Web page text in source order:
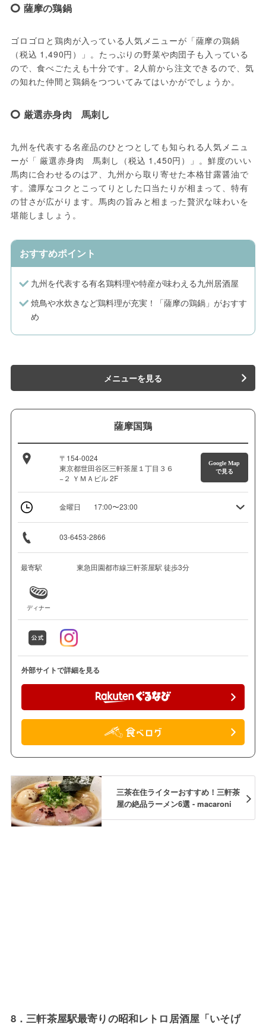
薩摩の鶏鍋
ゴロゴロと鶏肉が入っている人気メニューが「薩摩の鶏鍋
（税込 1,490円）」。たっぷりの野菜や肉団子も入っている
ので、食べごたえも十分です。2人前から注文できるので、気
の知れた仲間と鶏鍋をつついてみてはいかがでしょうか。
厳選赤身肉 馬刺し
九州を代表する名産品のひとつとしても知られる人気メニュ
ーが「 厳選赤身肉　馬刺し（税込 1,450円）」。鮮度のいい
馬肉に合わせるのはア、九州から取り寄せた本格甘露醤油で
す。濃厚なコクとこってりとした口当たりが相まって、特有
の甘さが広がります。馬肉の旨みと相まった贅沢な味わいを
堪能しましょう。
おすすめポイント
九州を代表する有名鶏料理や特産が味わえる九州居酒屋
焼鳥や水炊きなど鶏料理が充実！「薩摩の鶏鍋」がおすす
め
メニューを見る
薩摩国鶏
〒154-0024
東京都世田谷区三軒茶屋１丁目３６
−２ ＹＭＡビル 2F
Google Map
で見る
金曜日 17:00〜23:00
03-6453-2866
最寄駅 東急田園都市線三軒茶屋駅 徒歩3分
ディナー
外部サイトで詳細を見る
三茶在住ライターおすすめ！三軒茶
屋の絶品ラーメン6選 - macaroni
8．三軒茶屋駅最寄りの昭和レトロ居酒屋「いそげ